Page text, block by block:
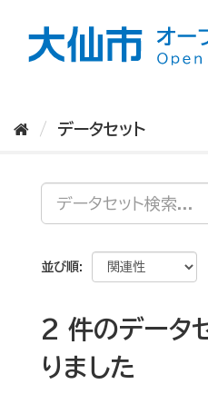
データセット
並び順
2 件のデータ
りました